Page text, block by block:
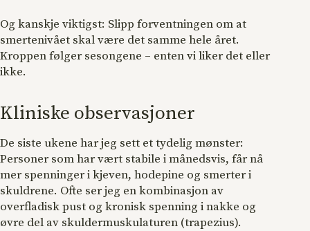
Og kanskje viktigst: Slipp forventningen om at
smertenivået skal være det samme hele året.
Kroppen følger sesongene – enten vi liker det eller
ikke.
Kliniske observasjoner
De siste ukene har jeg sett et tydelig mønster:
Personer som har vært stabile i månedsvis, får nå
mer spenninger i kjeven, hodepine og smerter i
skuldrene. Ofte ser jeg en kombinasjon av
overfladisk pust og kronisk spenning i nakke og
øvre del av skuldermuskulaturen (trapezius).